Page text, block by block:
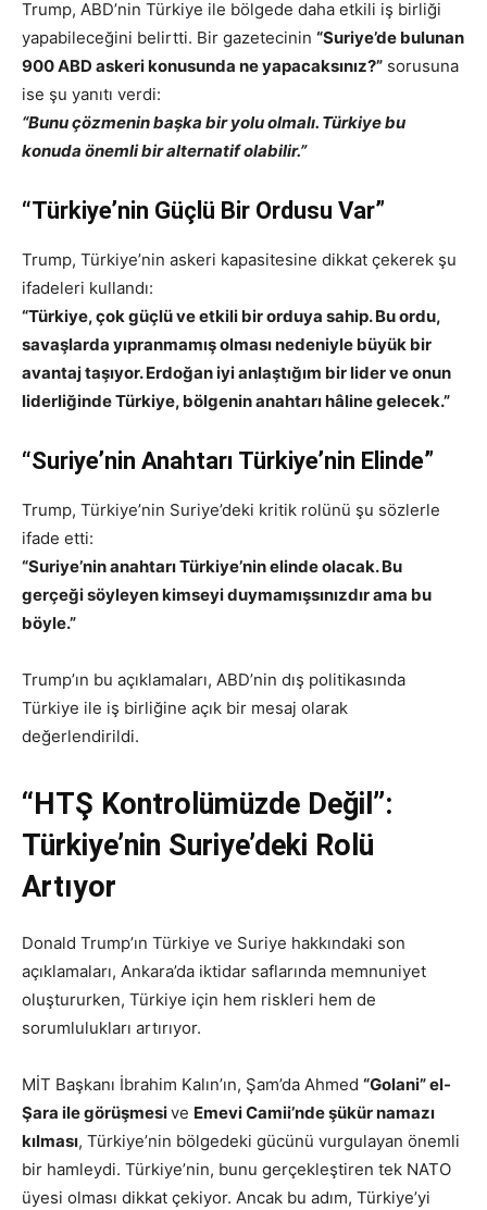
Trump, ABD’nin Türkiye ile bölgede daha etkili iş birliği
yapabileceğini belirtti. Bir gazetecinin “Suriye’de bulunan
900 ABD askeri konusunda ne yapacaksınız?” sorusuna
ise şu yanıtı verdi:
“Bunu çözmenin başka bir yolu olmalı. Türkiye bu
konuda önemli bir alternatif olabilir.”
“Türkiye’nin Güçlü Bir Ordusu Var”
Trump, Türkiye’nin askeri kapasitesine dikkat çekerek şu
ifadeleri kullandı:
“Türkiye, çok güçlü ve etkili bir orduya sahip. Bu ordu,
savaşlarda yıpranmamış olması nedeniyle büyük bir
avantaj taşıyor. Erdoğan iyi anlaştığım bir lider ve onun
liderliğinde Türkiye, bölgenin anahtarı hâline gelecek.”
“Suriye’nin Anahtarı Türkiye’nin Elinde”
Trump, Türkiye’nin Suriye’deki kritik rolünü şu sözlerle
ifade etti:
“Suriye’nin anahtarı Türkiye’nin elinde olacak. Bu
gerçeği söyleyen kimseyi duymamışsınızdır ama bu
böyle.”
Trump’ın bu açıklamaları, ABD’nin dış politikasında
Türkiye ile iş birliğine açık bir mesaj olarak
değerlendirildi.
“HTŞ Kontrolümüzde Değil”:
Türkiye’nin Suriye’deki Rolü
Artıyor
Donald Trump’ın Türkiye ve Suriye hakkındaki son
açıklamaları, Ankara’da iktidar saflarında memnuniyet
oluştururken, Türkiye için hem riskleri hem de
sorumlulukları artırıyor.
MİT Başkanı İbrahim Kalın’ın, Şam’da Ahmed “Golani” el-
Şara ile görüşmesive Emevi Camii’nde şükür namazı
kılması, Türkiye’nin bölgedeki gücünü vurgulayan önemli
bir hamleydi. Türkiye’nin, bunu gerçekleştiren tek NATO
üyesi olması dikkat çekiyor. Ancak bu adım, Türkiye’yi